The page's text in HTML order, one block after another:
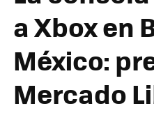
a Xbox en
México:
Mercado